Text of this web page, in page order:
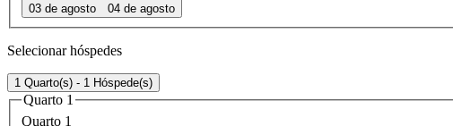
03 de agosto 04 de agosto
Selecionar hóspedes
1 Quarto(s) - 1 Hóspede(s)
Quarto 1
Quarto 1